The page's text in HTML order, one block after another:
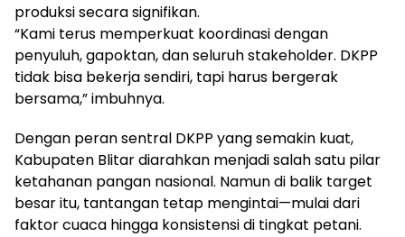
produksi secara signifikan.
“Kami terus memperkuat koordinasi dengan
penyuluh, gapoktan, dan seluruh stakeholder. DKPP
tidak bisa bekerja sendiri, tapi harus bergerak
bersama,” imbuhnya.
Dengan peran sentral DKPP yang semakin kuat,
Kabupaten Blitar diarahkan menjadi salah satu pilar
ketahanan pangan nasional. Namun di balik target
besar itu, tantangan tetap mengintai—mulai dari
faktor cuaca hingga konsistensi di tingkat petani.